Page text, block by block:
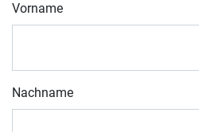
Vorname
Nachname